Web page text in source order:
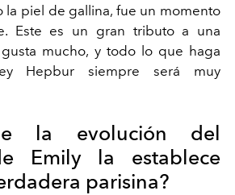
la piel de gallina, fue un momento
Este es un gran tributo a una
mucho, y todo lo que haga
Hepbur siempre será muy
la evolución del
Emily la establece
parisina?